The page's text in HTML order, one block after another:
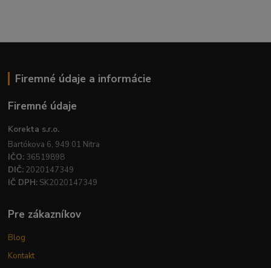
Firemné údaje a informácie
Firemné údaje
Korekta s.r.o.
Bartókova 6, 949 01 Nitra
IČO: 36519898
DIČ: 2020147349
IČ DPH: SK2020147349
Pre zákazníkov
Blog
Kontakt